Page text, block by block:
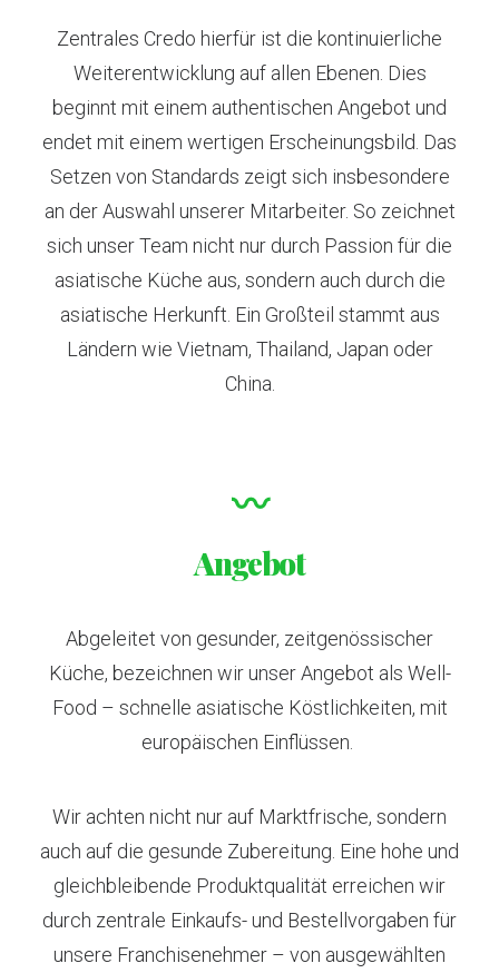
Zentrales Credo hierfür ist die kontinuierliche
Weiterentwicklung auf allen Ebenen. Dies
beginnt mit einem authentischen Angebot und
endet mit einem wertigen Erscheinungsbild. Das
Setzen von Standards zeigt sich insbesondere
an der Auswahl unserer Mitarbeiter. So zeichnet
sich unser Team nicht nur durch Passion für die
asiatische Küche aus, sondern auch durch die
asiatische Herkunft. Ein Großteil stammt aus
Ländern wie Vietnam, Thailand, Japan oder
China.
〰
Angebot
Abgeleitet von gesunder, zeitgenössischer
Küche, bezeichnen wir unser Angebot als Well-
Food – schnelle asiatische Köstlichkeiten, mit
europäischen Einflüssen.
Wir achten nicht nur auf Marktfrische, sondern
auch auf die gesunde Zubereitung. Eine hohe und
gleichbleibende Produktqualität erreichen wir
durch zentrale Einkaufs- und Bestellvorgaben für
unsere Franchisenehmer – von ausgewählten